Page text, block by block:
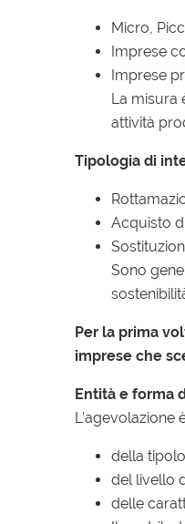
Micro,
Imprese
Imprese
La misura
attività
Tipologia di
Acquisto
Sono
Per la prima
imprese che
Entità e forma
della
del livello
delle